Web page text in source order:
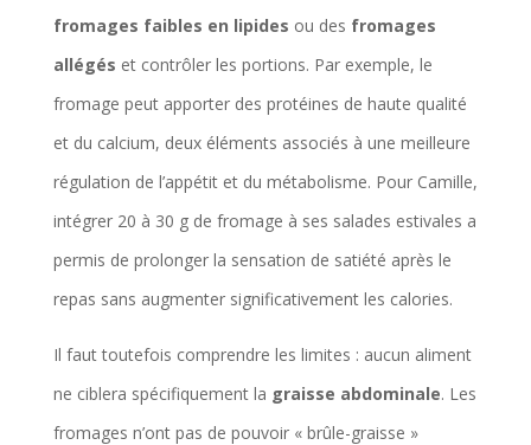
fromages faibles en lipides ou des fromages
allégés et contrôler les portions. Par exemple, le
fromage peut apporter des protéines de haute qualité
et du calcium, deux éléments associés à une meilleure
régulation de l’appétit et du métabolisme. Pour Camille,
intégrer 20 à 30 g de fromage à ses salades estivales a
permis de prolonger la sensation de satiété après le
repas sans augmenter significativement les calories.
Il faut toutefois comprendre les limites : aucun aliment
ne ciblera spécifiquement la graisse abdominale. Les
fromages n’ont pas de pouvoir « brûle-graisse »